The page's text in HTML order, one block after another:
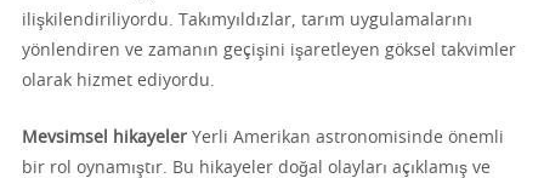
ilişkilendiriliyordu. Takımyıldızlar, tarım uygulamalarını
yönlendiren ve zamanın geçişini işaretleyen göksel takvimler
olarak hizmet ediyordu.
Mevsimsel hikayeler Yerli Amerikan astronomisinde önemli
bir rol oynamıştır. Bu hikayeler doğal olayları açıklamış ve